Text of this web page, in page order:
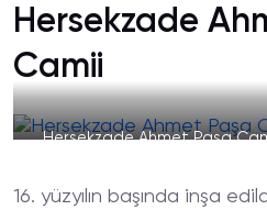
Hersekzade
Camii
Hersekzade Ahmet Paşa
16. yüzyılın başında inşa